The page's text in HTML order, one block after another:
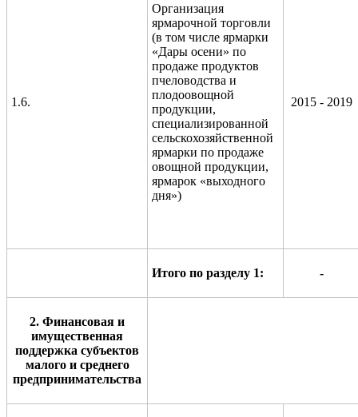
1.6.
Организация
ярмарочной торговли
(в том числе ярмарки
«Дары осени» по
продаже продуктов
пчеловодства и
плодоовощной
продукции,
специализированной
сельскохозяйственной
ярмарки по продаже
овощной продукции,
ярмарок «выходного
дня»)
2015 - 2019
Итого по разделу 1: -
2. Финансовая и
имущественная
поддержка субъектов
малого и среднего
предпринимательства